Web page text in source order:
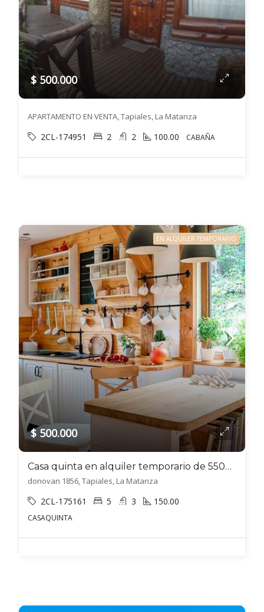
$ 500.000
APARTAMENTO EN VENTA, Tapiales, La Matanza
2CL-174951 2 2 100.00 CABAÑA
EN ALQUILER TEMPORARIO
$ 500.000
Casa quinta en alquiler temporario de 550m2 ubicado en Tapiales
donovan 1856, Tapiales, La Matanza
2CL-175161 5 3 150.00
CASAQUINTA